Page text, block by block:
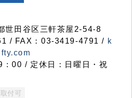
田谷区三軒茶屋2-54-8
/ FAX：03-3419-4791 / k
00 / 定休日：日曜日・祝
付可